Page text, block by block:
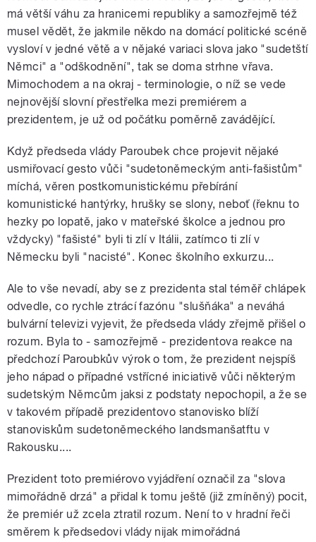
má větší váhu za hranicemi republiky a samozřejmě též
musel vědět, že jakmile někdo na domácí politické scéně
vysloví v jedné větě a v nějaké variaci slova jako "sudetští
Němci" a "odškodnění", tak se doma strhne vřava.
Mimochodem a na okraj - terminologie, o níž se vede
nejnovější slovní přestřelka mezi premiérem a
prezidentem, je už od počátku poměrně zavádějící.
Když předseda vlády Paroubek chce projevit nějaké
usmiřovací gesto vůči "sudetoněmeckým anti-fašistům"
míchá, věren postkomunistickému přebírání
komunistické hantýrky, hrušky se slony, neboť (řeknu to
hezky po lopatě, jako v mateřské školce a jednou pro
vždycky) "fašisté" byli ti zlí v Itálii, zatímco ti zlí v
Německu byli "nacisté". Konec školního exkurzu...
Ale to vše nevadí, aby se z prezidenta stal téměř chlápek
odvedle, co rychle ztrácí fazónu "slušňáka" a neváhá
bulvární televizi vyjevit, že předseda vlády zřejmě přišel o
rozum. Byla to - samozřejmě - prezidentova reakce na
předchozí Paroubkův výrok o tom, že prezident nejspíš
jeho nápad o případné vstřícné iniciativě vůči některým
sudetským Němcům jaksi z podstaty nepochopil, a že se
v takovém případě prezidentovo stanovisko blíží
stanoviskům sudetoněmeckého landsmanšatftu v
Rakousku....
Prezident toto premiérovo vyjádření označil za "slova
mimořádně drzá" a přidal k tomu ještě (již zmíněný) pocit,
že premiér už zcela ztratil rozum. Není to v hradní řeči
směrem k předsedovi vlády nijak mimořádná